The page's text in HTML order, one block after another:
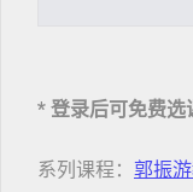
* 登录后可免费选
系列课程： 郭振